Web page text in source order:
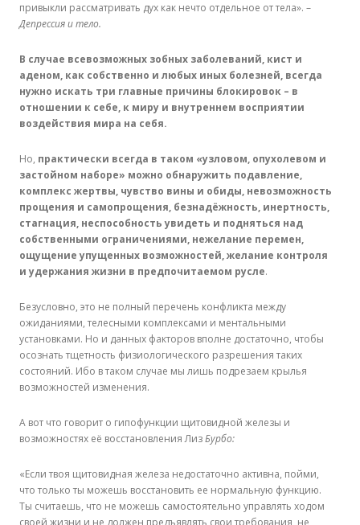
привыкли рассматривать дух как нечто отдельное от тела». –
Депрессия и тело.
В случае всевозможных зобных заболеваний, кист и
аденом, как собственно и любых иных болезней, всегда
нужно искать три главные причины блокировок – в
отношении к себе, к миру и внутреннем восприятии
воздействия мира на себя.
Но, практически всегда в таком «узловом, опухолевом и
застойном наборе» можно обнаружить подавление,
комплекс жертвы, чувство вины и обиды, невозможность
прощения и самопрощения, безнадёжность, инертность,
стагнация, неспособность увидеть и подняться над
собственными ограничениями, нежелание перемен,
ощущение упущенных возможностей, желание контроля
и удержания жизни в предпочитаемом русле.
Безусловно, это не полный перечень конфликта между
ожиданиями, телесными комплексами и ментальными
установками. Но и данных факторов вполне достаточно, чтобы
осознать тщетность физиологического разрешения таких
состояний. Ибо в таком случае мы лишь подрезаем крылья
возможностей изменения.
А вот что говорит о гипофункции щитовидной железы и
возможностях её восстановления ЛизБурбо:
«Если твоя щитовидная железа недостаточно активна, пойми,
что только ты можешь восстановить ее нормальную функцию.
Ты считаешь, что не можешь самостоятельно управлять ходом